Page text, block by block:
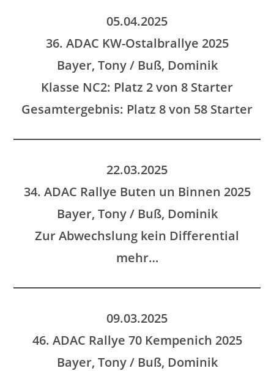
05.04.2025
36. ADAC KW-Ostalbrallye 2025
Bayer, Tony / Buß, Dominik
Klasse NC2: Platz 2 von 8 Starter
Gesamtergebnis: Platz 8 von 58 Starter
22.03.2025
34. ADAC Rallye Buten un Binnen 2025
Bayer, Tony / Buß, Dominik
Zur Abwechslung kein Differential
mehr…
09.03.2025
46. ADAC Rallye 70 Kempenich 2025
Bayer, Tony / Buß, Dominik